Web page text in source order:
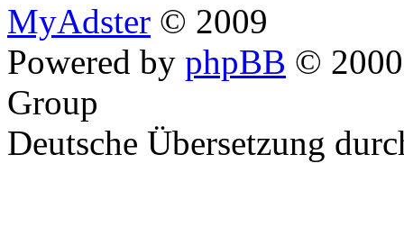
MyAdster © 2009
Powered by phpBB ©
Group
Deutsche Übersetzung